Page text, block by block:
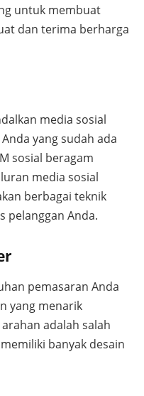
untuk membuat
dan terima berharga
media sosial
yang sudah ada
sosial beragam
media sosial
berbagai teknik
pelanggan Anda.
pemasaran Anda
yang menarik
adalah salah
banyak desain